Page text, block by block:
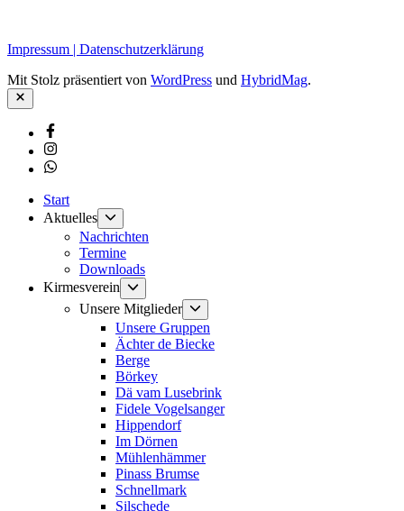
Impressum | Datenschutzerklärung
Mit Stolz präsentiert von WordPress und HybridMag.
Schließen
Facebook
Instagram
Whatsapp
Start
Aktuelles
anzeigen
Nachrichten
Termine
Downloads
Kirmesverein
Untermenü
anzeigen
Unsere Mitglieder
anzeigen
Unsere Gruppen
Ächter de Biecke
Berge
Börkey
Dä vam Lusebrink
Fidele Vogelsanger
Hippendorf
Im Dörnen
Mühlenhämmer
Pinass Brumse
Schnellmark
Silschede